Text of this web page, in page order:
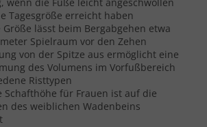
wenn die Füße leicht angeschwollen
Tagesgröße erreicht haben
lässt beim Bergabgehen etwa
Spielraum vor den Zehen
von der Spitze aus ermöglicht eine
des Volumens im Vorfußbereich
Risttypen
Schafthöhe für Frauen ist auf die
des weiblichen Wadenbeins